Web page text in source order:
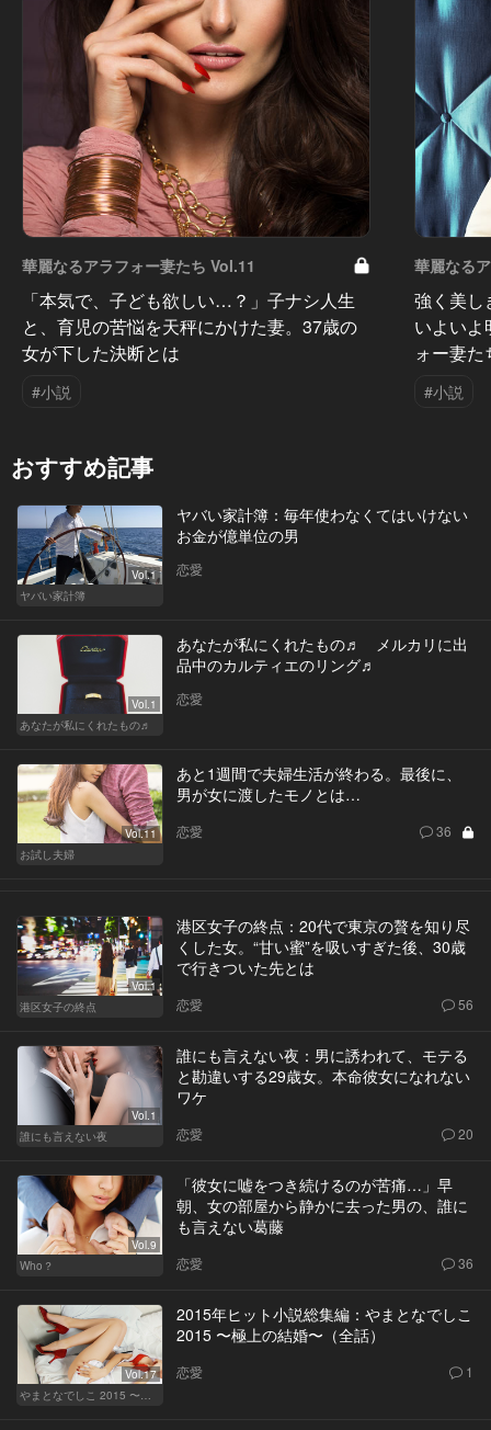
華麗なるアラフォー妻たち Vol.11
「本気で、子ども欲しい…？」子ナシ人生
と、育児の苦悩を天秤にかけた妻。37歳の
女が下した決断とは
#小説
華麗なる
強く美し
いよい
ォー妻
#小説
おすすめ記事
Vol.1
ヤバい家計簿
ヤバい家計簿：毎年使わなくてはいけない
お金が億単位の男
恋愛
Vol.1
あなたが私にくれたもの♬
あなたが私にくれたもの♬ メルカリに出
品中のカルティエのリング♬
恋愛
Vol.11
お試し夫婦
あと1週間で夫婦生活が終わる。最後に、
男が女に渡したモノとは…
恋愛 36
Vol.1
港区女子の終点
港区女子の終点：20代で東京の贅を知り尽
くした女。“甘い蜜”を吸いすぎた後、30歳
で行きついた先とは
恋愛 56
Vol.1
誰にも言えない夜
誰にも言えない夜：男に誘われて、モテる
と勘違いする29歳女。本命彼女になれない
ワケ
恋愛 20
Vol.9
Who？
「彼女に嘘をつき続けるのが苦痛…」早
朝、女の部屋から静かに去った男の、誰に
も言えない葛藤
恋愛 36
Vol.17
やまとなでしこ 2015 〜極上の結婚〜
2015年ヒット小説総集編：やまとなでしこ
2015 〜極上の結婚〜（全話）
恋愛 1